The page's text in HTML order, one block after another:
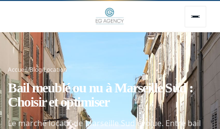
Accueil/Blog/Location
Bail meublé ou nu à Marseille Sud :
Choisir et optimiser
Le marché locatif de Marseille Sud évolue. Entre bail